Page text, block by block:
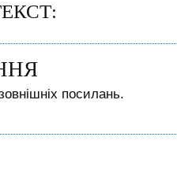
посилань.